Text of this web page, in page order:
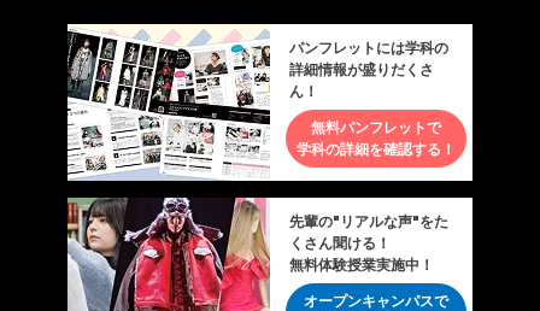
パンフレットには学科の
詳細情報が盛りだくさ
ん！
無料パンフレットで
学科の詳細を確認する！
先輩の"リアルな声"をた
くさん聞ける！
無料体験授業実施中！
オープンキャンパスで